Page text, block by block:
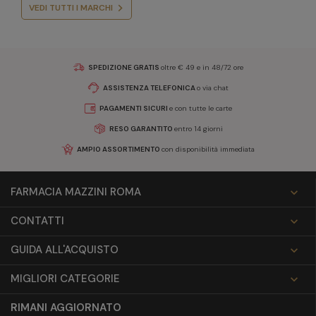
VEDI TUTTI I MARCHI
SPEDIZIONE GRATIS oltre € 49 e in 48/72 ore
ASSISTENZA TELEFONICAo via chat
PAGAMENTI SICURI e con tutte le carte
RESO GARANTITO entro 14 giorni
AMPIO ASSORTIMENTO con disponibilità immediata
FARMACIA MAZZINI ROMA

CONTATTI

GUIDA ALL'ACQUISTO

MIGLIORI CATEGORIE

RIMANI AGGIORNATO